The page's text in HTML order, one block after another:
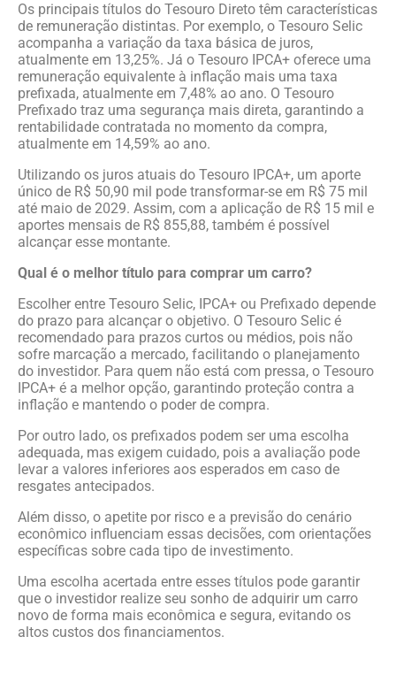
Os principais títulos do Tesouro Direto têm características
de remuneração distintas. Por exemplo, o Tesouro Selic
acompanha a variação da taxa básica de juros,
atualmente em 13,25%. Já o Tesouro IPCA+ oferece uma
remuneração equivalente à inflação mais uma taxa
prefixada, atualmente em 7,48% ao ano. O Tesouro
Prefixado traz uma segurança mais direta, garantindo a
rentabilidade contratada no momento da compra,
atualmente em 14,59% ao ano.
Utilizando os juros atuais do Tesouro IPCA+, um aporte
único de R$ 50,90 mil pode transformar-se em R$ 75 mil
até maio de 2029. Assim, com a aplicação de R$ 15 mil e
aportes mensais de R$ 855,88, também é possível
alcançar esse montante.
Qual é o melhor título para comprar um carro?
Escolher entre Tesouro Selic, IPCA+ ou Prefixado depende
do prazo para alcançar o objetivo. O Tesouro Selic é
recomendado para prazos curtos ou médios, pois não
sofre marcação a mercado, facilitando o planejamento
do investidor. Para quem não está com pressa, o Tesouro
IPCA+ é a melhor opção, garantindo proteção contra a
inflação e mantendo o poder de compra.
Por outro lado, os prefixados podem ser uma escolha
adequada, mas exigem cuidado, pois a avaliação pode
levar a valores inferiores aos esperados em caso de
resgates antecipados.
Além disso, o apetite por risco e a previsão do cenário
econômico influenciam essas decisões, com orientações
específicas sobre cada tipo de investimento.
Uma escolha acertada entre esses títulos pode garantir
que o investidor realize seu sonho de adquirir um carro
novo de forma mais econômica e segura, evitando os
altos custos dos financiamentos.